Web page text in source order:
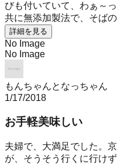
びも付いていて、わぁ～
共に無添加製法で、そば
詳細を見る
No Image
No Image
もんちゃんとなっちゃん
1/17/2018
お手軽美味しい
夫婦で、大満足でした。
が、そうそう行くに行け